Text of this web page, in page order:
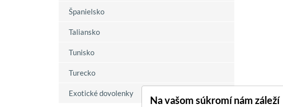
Španielsko
Taliansko
Tunisko
Turecko
Exotické dovolenky
Na vašom súkromí nám záleží